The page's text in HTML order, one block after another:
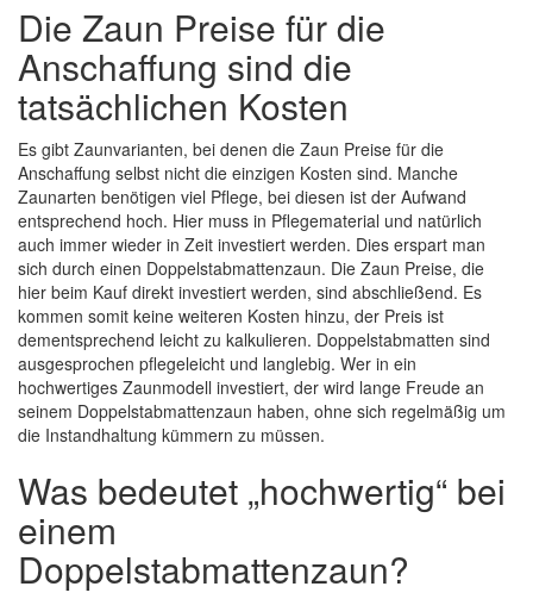
Die Zaun Preise für die
Anschaffung sind die
tatsächlichen Kosten
Es gibt Zaunvarianten, bei denen die Zaun Preise für die
Anschaffung selbst nicht die einzigen Kosten sind. Manche
Zaunarten benötigen viel Pflege, bei diesen ist der Aufwand
entsprechend hoch. Hier muss in Pflegematerial und natürlich
auch immer wieder in Zeit investiert werden. Dies erspart man
sich durch einen Doppelstabmattenzaun. Die Zaun Preise, die
hier beim Kauf direkt investiert werden, sind abschließend. Es
kommen somit keine weiteren Kosten hinzu, der Preis ist
dementsprechend leicht zu kalkulieren. Doppelstabmatten sind
ausgesprochen pflegeleicht und langlebig. Wer in ein
hochwertiges Zaunmodell investiert, der wird lange Freude an
seinem Doppelstabmattenzaun haben, ohne sich regelmäßig um
die Instandhaltung kümmern zu müssen.
Was bedeutet „hochwertig“ bei
einem
Doppelstabmattenzaun?